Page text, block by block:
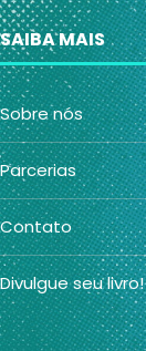
SAIBA MAIS
Sobre nós
Parcerias
Contato
Divulgue seu livro!